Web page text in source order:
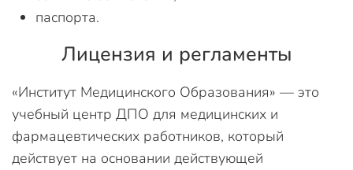
паспорта.
Лицензия и регламенты
«Институт Медицинского Образования» — это
учебный центр ДПО для медицинских и
фармацевтических работников, который
действует на основании действующей